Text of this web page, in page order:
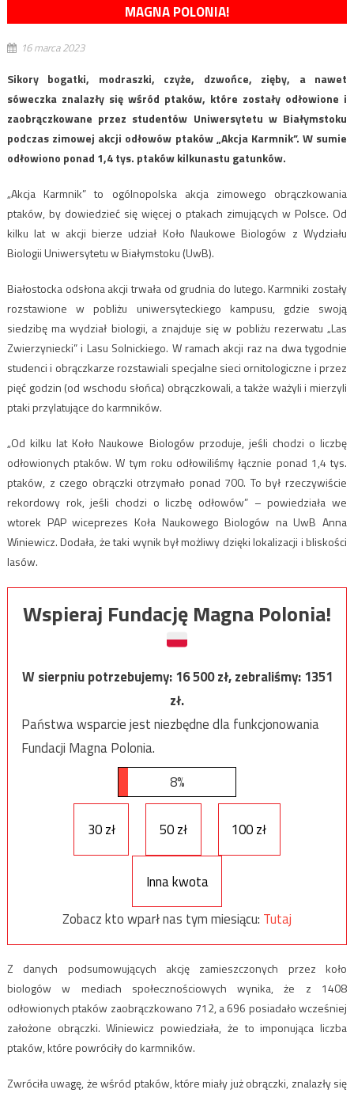
MAGNA POLONIA!
16 marca 2023
Sikory bogatki, modraszki, czyże, dzwońce, zięby, a nawet
sóweczka znalazły się wśród ptaków, które zostały odłowione i
zaobrączkowane przez studentów Uniwersytetu w Białymstoku
podczas zimowej akcji odłowów ptaków „Akcja Karmnik”. W sumie
odłowiono ponad 1,4 tys. ptaków kilkunastu gatunków.
„Akcja Karmnik” to ogólnopolska akcja zimowego obrączkowania
ptaków, by dowiedzieć się więcej o ptakach zimujących w Polsce. Od
kilku lat w akcji bierze udział Koło Naukowe Biologów z Wydziału
Biologii Uniwersytetu w Białymstoku (UwB).
Białostocka odsłona akcji trwała od grudnia do lutego. Karmniki zostały
rozstawione w pobliżu uniwersyteckiego kampusu, gdzie swoją
siedzibę ma wydział biologii, a znajduje się w pobliżu rezerwatu „Las
Zwierzyniecki” i Lasu Solnickiego. W ramach akcji raz na dwa tygodnie
studenci i obrączkarze rozstawiali specjalne sieci ornitologiczne i przez
pięć godzin (od wschodu słońca) obrączkowali, a także ważyli i mierzyli
ptaki przylatujące do karmników.
„Od kilku lat Koło Naukowe Biologów przoduje, jeśli chodzi o liczbę
odłowionych ptaków. W tym roku odłowiliśmy łącznie ponad 1,4 tys.
ptaków, z czego obrączki otrzymało ponad 700. To był rzeczywiście
rekordowy rok, jeśli chodzi o liczbę odłowów” – powiedziała we
wtorek PAP wiceprezes Koła Naukowego Biologów na UwB Anna
Winiewicz. Dodała, że taki wynik był możliwy dzięki lokalizacji i bliskości
lasów.
Wspieraj Fundację Magna Polonia!
W sierpniu potrzebujemy:16 500zł, zebraliśmy:1351
zł.
Państwa wsparcie jest niezbędne dla funkcjonowania
Fundacji Magna Polonia.
8%
30 zł 50 zł 100 zł
Inna kwota
Zobacz kto wparł nas tym miesiącu: Tutaj
Z danych podsumowujących akcję zamieszczonych przez koło
biologów w mediach społecznościowych wynika, że z 1408
odłowionych ptaków zaobrączkowano 712, a 696 posiadało wcześniej
założone obrączki. Winiewicz powiedziała, że to imponująca liczba
ptaków, które powróciły do karmników.
Zwróciła uwagę, że wśród ptaków, które miały już obrączki, znalazły się